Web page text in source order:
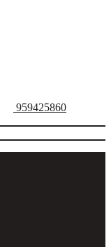
959425860